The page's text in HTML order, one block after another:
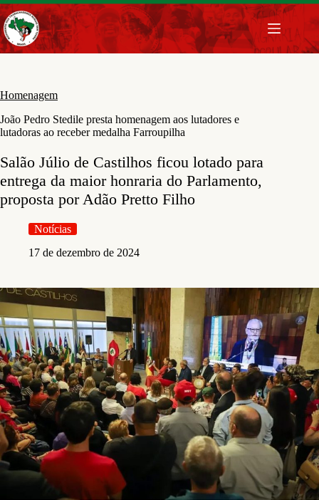
Pular
para
o
conteúdo
Homenagem
João Pedro Stedile presta homenagem aos lutadores e
lutadoras ao receber medalha Farroupilha
Salão Júlio de Castilhos ficou lotado para
entrega da maior honraria do Parlamento,
proposta por Adão Pretto Filho
Notícias
17 de dezembro de 2024